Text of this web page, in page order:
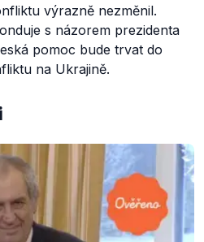
výrazně nezměnil.
s názorem prezidenta
pomoc bude trvat do
na Ukrajině.